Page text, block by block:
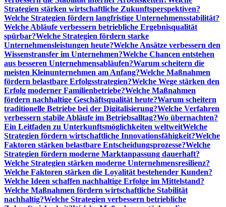
Strategien stärken wirtschaftliche Zukunftsperspektiven?
Welche Strategien fördern langfristige Unternehmensstabilität?
Welche Abläufe verbessern betriebliche Ergebnisqualität
spürbar?Welche Strategien fördern starke
Unternehmensleistungen heute?Welche Ansätze verbessern den
Wissenstransfer im Unternehmen?Welche Chancen entstehen
aus besseren Unternehmensabläufen?Warum scheitern die
meisten Kleinunternehmen am Anfang?Welche Maßnahmen
fördern belastbare Erfolgsstrategien?Welche Wege stärken den
Erfolg moderner Familienbetriebe?Welche Maßnahmen
fördern nachhaltige Geschäftsqualität heute?Warum scheitern
traditionelle Betriebe bei der Digitalisierung?Welche Verfahren
verbessern stabile Abläufe im Betriebsalltag?Wo übernachten?
Ein Leitfaden zu Unterkunftsmöglichkeiten weltweitWelche
Strategien fördern wirtschaftliche Innovationsfähigkeit?Welche
Faktoren stärken belastbare Entscheidungsprozesse?Welche
Strategien fördern moderne Marktanpassung dauerhaft?
Welche Strategien stärken moderne Unternehmensresilienz?
Welche Faktoren stärken die Loyalität bestehender Kunden?
Welche Ideen schaffen nachhaltige Erfolge im Mittelstand?
Welche Maßnahmen fördern wirtschaftliche Stabilität
nachhaltig?Welche Strategien verbessern betriebliche